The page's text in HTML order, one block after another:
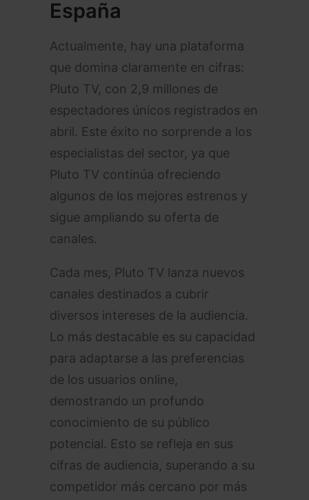
España
Actualmente, hay una plataforma
que domina claramente en cifras:
Pluto TV, con 2,9 millones de
espectadores únicos registrados en
abril. Este éxito no sorprende a los
especialistas del sector, ya que
Pluto TV continúa ofreciendo
algunos de los mejores estrenos y
sigue ampliando su oferta de
canales.
Cada mes, Pluto TV lanza nuevos
canales destinados a cubrir
diversos intereses de la audiencia.
Lo más destacable es su capacidad
para adaptarse a las preferencias
de los usuarios online,
demostrando un profundo
conocimiento de su público
potencial. Esto se refleja en sus
cifras de audiencia, superando a su
competidor más cercano por más